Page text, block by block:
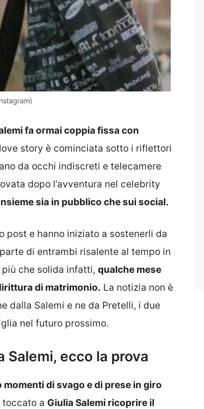
fa ormai coppia fissa con
story è cominciata sotto i riflettori
da occhi indiscreti e telecamere
dopo l’avventura nel celebrity
sia in pubblico che sui social.
post e hanno iniziato a sostenerli da
di entrambi risalente al tempo in
che solida infatti, qualche mese
di matrimonio. La notizia non è
dalla Salemi e ne da Pretelli, i due
nel futuro prossimo.
Salemi, ecco la prova
momenti di svago e di prese in giro
toccato a Giulia Salemi ricoprire il